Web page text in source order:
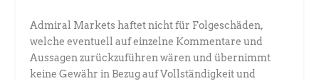
Admiral Markets haftet nicht für Folgeschäden,
welche eventuell auf einzelne Kommentare und
Aussagen zurückzuführen wären und übernimmt
keine Gewähr in Bezug auf Vollständigkeit und